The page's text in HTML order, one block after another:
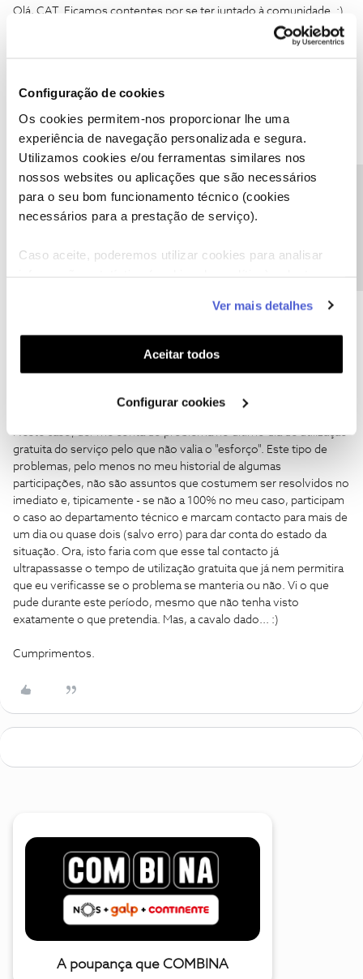
Configuração de cookies
Os cookies permitem-nos proporcionar lhe uma
experiência de navegação personalizada e segura.
Utilizamos cookies e/ou ferramentas similares nos
nossos websites ou aplicações que são necessários
para o seu bom funcionamento técnico (cookies
necessários para a prestação de serviço).
Caso aceite, poderemos utilizar cookies para analisar
funcionalidades (cookies de personalização e
funcionalidade) e adaptar anúncios aos seus interesses
(cookies de publicidade personalizada). Pode gerir a
utilização dos cookies clicando em "Configurar
Ver mais detalhes
Aceitar todos
Configurar cookies
Olá, CAT. Ficamos contentes por se ter juntado à comunidade. :)
O comentário da ericasantos é uma excelente sugestão. 😉 Pode
Sempre que tiver alguma questão, pode criar um tópico como fez
informação e para que a ajude na resposta. 🙂
Ajude a comunidade a encontrar informação relevante. Marque
Forum|Forum|9 years ago
que possam existir de forma não continuada).
Neste caso, dei-me conta do problema no último dia de utilização
gratuita do serviço pelo que não valia o "esforço". Este tipo de
problemas, pelo menos no meu historial de algumas
participações, não são assuntos que costumem ser resolvidos no
imediato e, tipicamente - se não a 100% no meu caso, participam
o caso ao departamento técnico e marcam contacto para mais de
um dia ou quase dois (salvo erro) para dar conta do estado da
situação. Ora, isto faria com que esse tal contacto já
ultrapassasse o tempo de utilização gratuita que já nem permitira
que eu verificasse se o problema se manteria ou não. Vi o que
pude durante este período, mesmo que não tenha visto
exatamente o que pretendia. Mas, a cavalo dado... :)
Cumprimentos.
A poupança que COMBINA